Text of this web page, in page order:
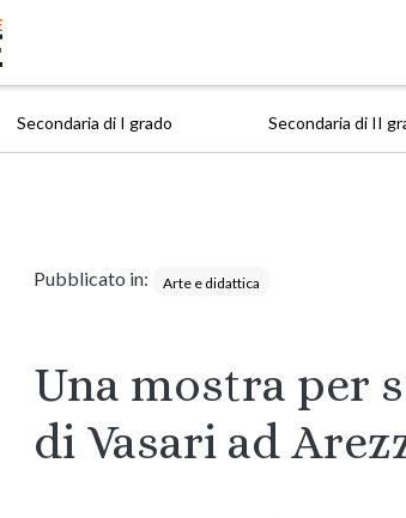
Secondaria di I grado Secondaria di II
Pubblicato in: Arte e didattica
Una mostra per
di Vasari ad